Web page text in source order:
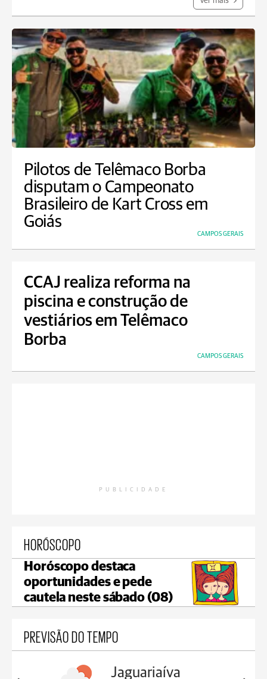
Pilotos de Telêmaco Borba
disputam o Campeonato
Brasileiro de Kart Cross em
Goiás
CAMPOS GERAIS
CCAJ realiza reforma na
piscina e construção de
vestiários em Telêmaco
Borba
CAMPOS GERAIS
PUBLICIDADE
HORÓSCOPO
Horóscopo destaca
oportunidades e pede
cautela neste sábado (08)
PREVISÃO DO TEMPO
Tibagi